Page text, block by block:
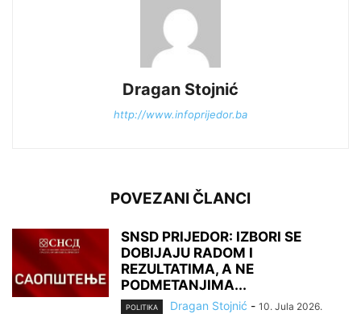
Dragan Stojnić
http://www.infoprijedor.ba
POVEZANI ČLANCI
SNSD PRIJEDOR: IZBORI SE
DOBIJAJU RADOM I
REZULTATIMA, A NE
PODMETANJIMA...
POLITIKA Dragan Stojnić - 10. Jula 2026.